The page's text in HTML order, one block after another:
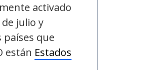
activado
julio y
países que
están Estados